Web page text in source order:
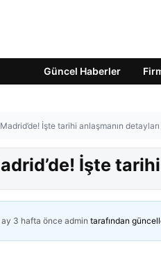
Güncel Haberler
İşte tarihi anlaşmanın detayları
İşte
ay 3 hafta önceadmin tarafından